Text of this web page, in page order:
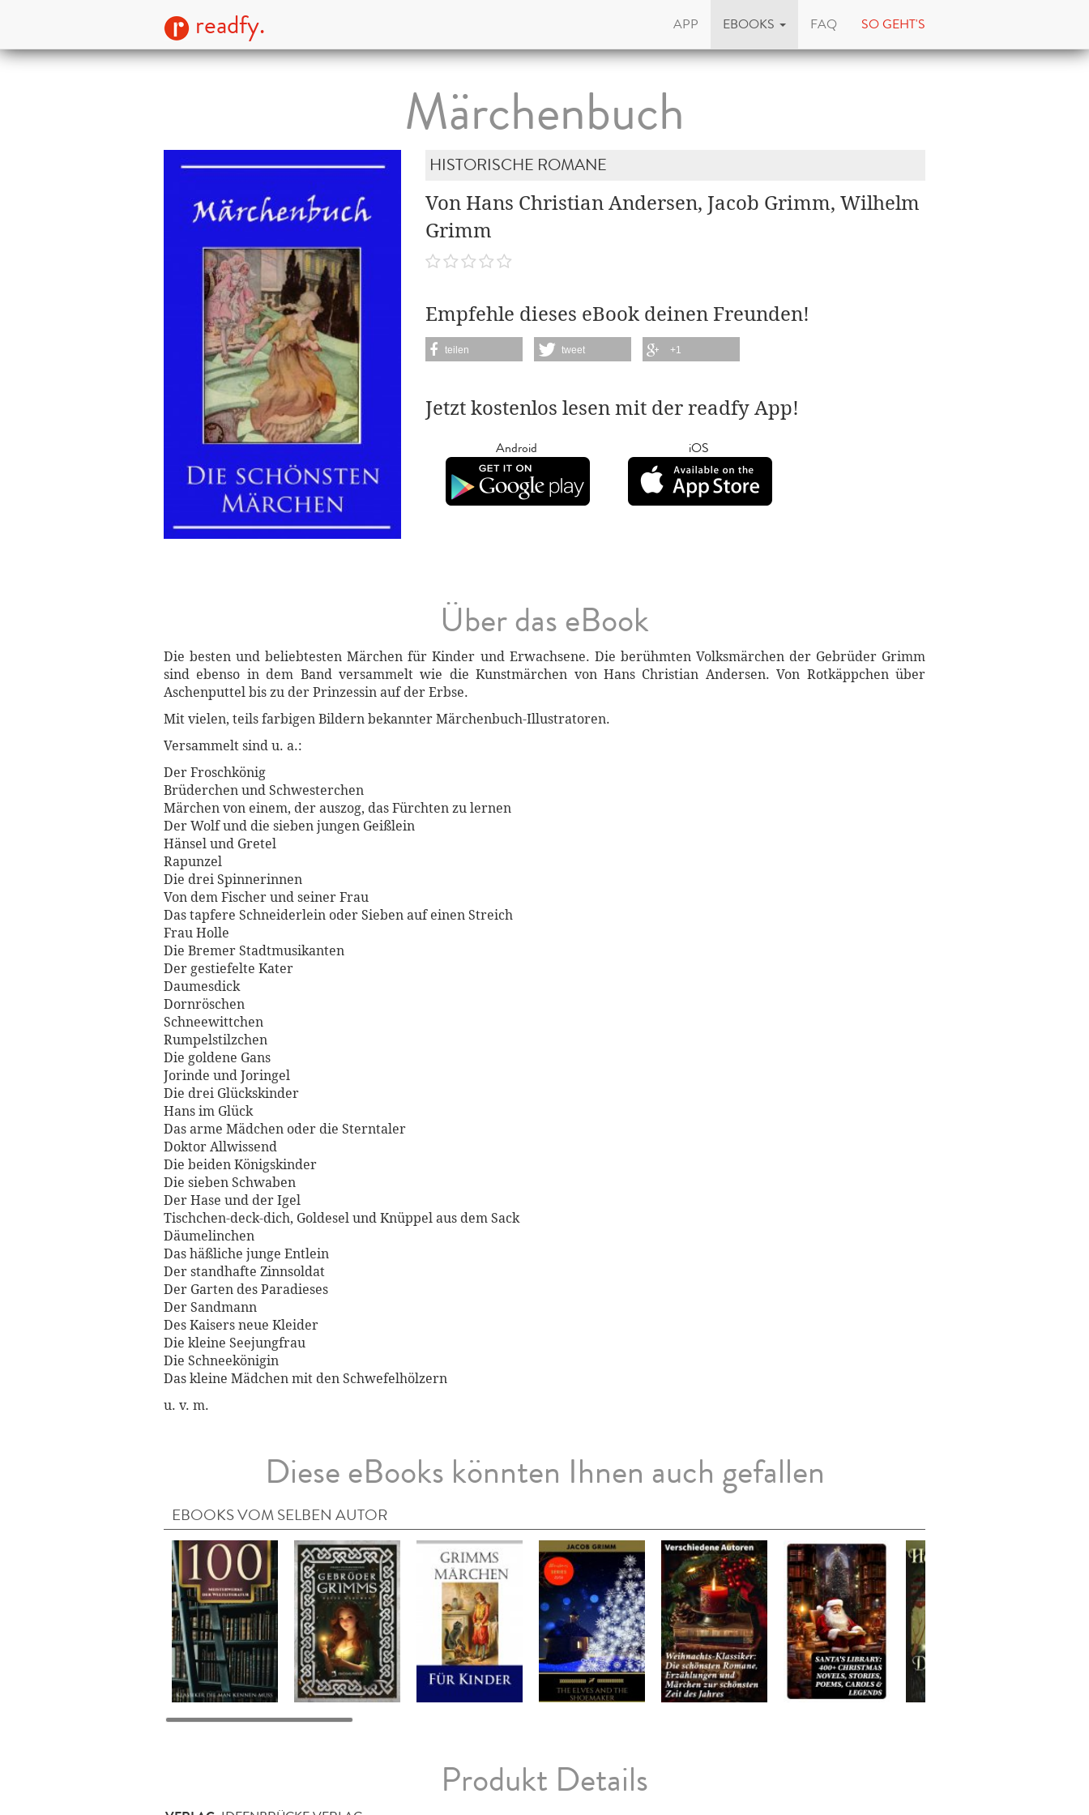
readfy. APP EBOOKS FAQ SO GEHT'S
Märchenbuch
HISTORISCHE ROMANE
Von Hans Christian Andersen, Jacob Grimm, Wilhelm
Grimm
Empfehle dieses eBook deinen Freunden!
teilen tweet +1
Jetzt kostenlos lesen mit der readfy App!
Android iOS
Über das eBook
Die besten und beliebtesten Märchen für Kinder und Erwachsene. Die berühmten Volksmärchen der Gebrüder Grimm
sind ebenso in dem Band versammelt wie die Kunstmärchen von Hans Christian Andersen. Von Rotkäppchen über
Aschenputtel bis zu der Prinzessin auf der Erbse.
Mit vielen, teils farbigen Bildern bekannter Märchenbuch-Illustratoren.
Versammelt sind u. a.:
Der Froschkönig
Brüderchen und Schwesterchen
Märchen von einem, der auszog, das Fürchten zu lernen
Der Wolf und die sieben jungen Geißlein
Hänsel und Gretel
Rapunzel
Die drei Spinnerinnen
Von dem Fischer und seiner Frau
Das tapfere Schneiderlein oder Sieben auf einen Streich
Frau Holle
Die Bremer Stadtmusikanten
Der gestiefelte Kater
Daumesdick
Dornröschen
Schneewittchen
Rumpelstilzchen
Die goldene Gans
Jorinde und Joringel
Die drei Glückskinder
Hans im Glück
Das arme Mädchen oder die Sterntaler
Doktor Allwissend
Die beiden Königskinder
Die sieben Schwaben
Der Hase und der Igel
Tischchen-deck-dich, Goldesel und Knüppel aus dem Sack
Däumelinchen
Das häßliche junge Entlein
Der standhafte Zinnsoldat
Der Garten des Paradieses
Der Sandmann
Des Kaisers neue Kleider
Die kleine Seejungfrau
Die Schneekönigin
Das kleine Mädchen mit den Schwefelhölzern
u. v. m.
Diese eBooks könnten Ihnen auch gefallen
EBOOKS VOM SELBEN AUTOR
Produkt Details